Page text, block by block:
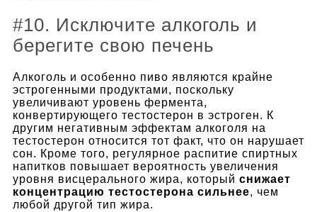
#10. Исключите алкоголь и
берегите свою печень
Алкоголь и особенно пиво являются крайне
эстрогенными продуктами, поскольку
увеличивают уровень фермента,
конвертирующего тестостерон в эстроген. К
другим негативным эффектам алкоголя на
тестостерон относится тот факт, что он нарушает
сон. Кроме того, регулярное распитие спиртных
напитков повышает вероятность увеличения
уровня висцерального жира, который снижает
концентрацию тестостерона сильнее, чем
любой другой тип жира.